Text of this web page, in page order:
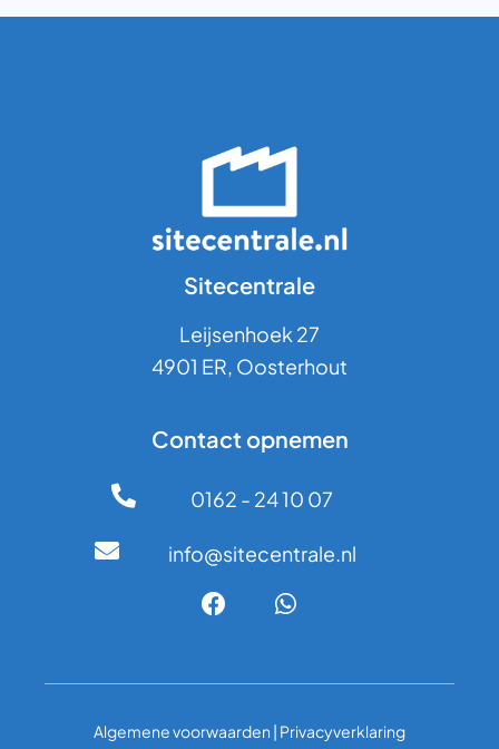
Sitecentrale
Leijsenhoek 27
4901 ER, Oosterhout
Contact opnemen
0162 - 24 10 07
info@sitecentrale.nl
Algemene voorwaarden | Privacyverklaring